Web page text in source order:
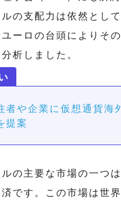
の支配力は依然とし
ーロの台頭によりそ
析しました。
者や企業に仮想通貨海
提案
の主要な市場の一つ
です。この市場は世